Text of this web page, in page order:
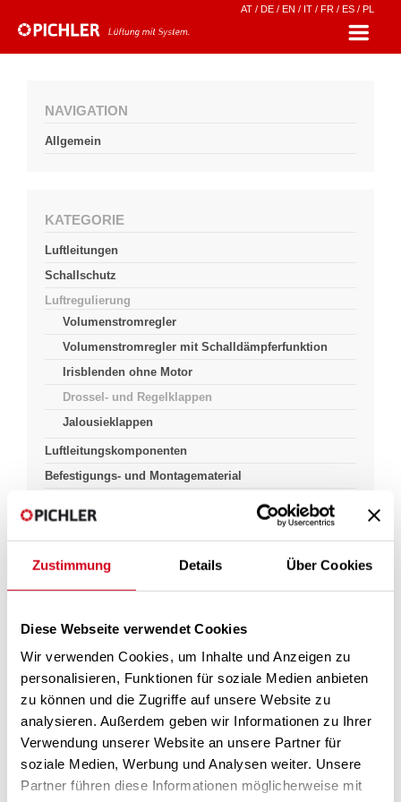
Zustimmung Details Über Cookies
Diese Webseite verwendet Cookies
Wir verwenden Cookies, um Inhalte und Anzeigen zu
personalisieren, Funktionen für soziale Medien anbieten
zu können und die Zugriffe auf unsere Website zu
analysieren. Außerdem geben wir Informationen zu Ihrer
Verwendung unserer Website an unsere Partner für
soziale Medien, Werbung und Analysen weiter. Unsere
Partner führen diese Informationen möglicherweise mit
AT / DE / EN / IT / FR / ES / PL
NAVIGATION
Allgemein
KATEGORIE
Luftleitungen
Schallschutz
Luftregulierung
Volumenstromregler
Volumenstromregler mit Schalldämpferfunktion
Irisblenden ohne Motor
Drossel- und Regelklappen
Jalousieklappen
Luftleitungskomponenten
Befestigungs- und Montagematerial
Pichlerluft Produkte & Lösungen Luft Führung
Luftregulierung
Drossel und Regelklappen